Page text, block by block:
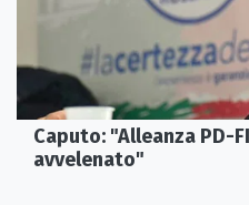
Caputo: "Alleanza PD-
avvelenato"